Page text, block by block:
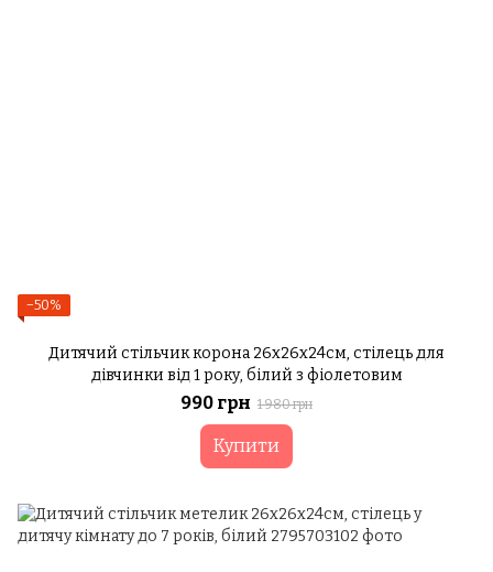
−50%
Дитячий стільчик корона 26х26х24см, стілець для
дівчинки від 1 року, білий з фіолетовим
990 грн 1 980 грн
Купити